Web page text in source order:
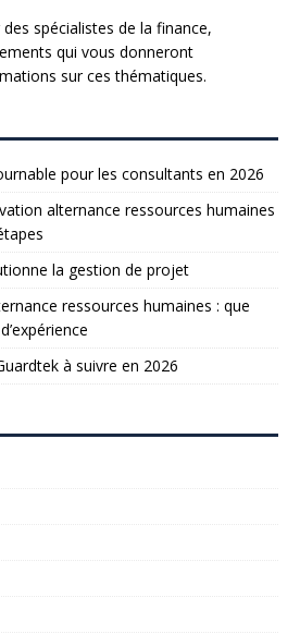
spécialistes de la finance,
qui vous donneront
sur ces thématiques.
pour les consultants en 2026
alternance ressources humaines
la gestion de projet
ressources humaines : que
à suivre en 2026